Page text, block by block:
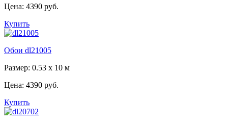
Цена: 4390 руб.
Купить
Обои dl21005
Размер: 0.53 x 10 м
Цена: 4390 руб.
Купить